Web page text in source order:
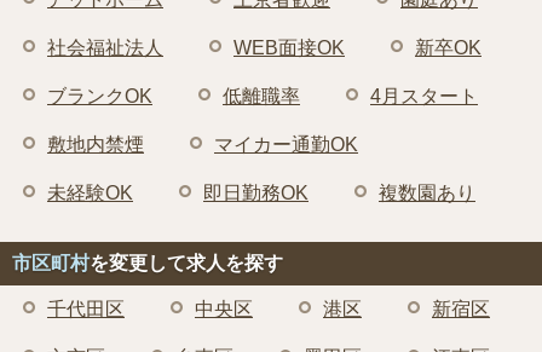
社会福祉法人 WEB面接OK 新卒OK
ブランクOK 低離職率 4月スタート
敷地内禁煙 マイカー通勤OK
未経験OK 即日勤務OK 複数園あり
市区町村を変更して求人を探す
千代田区 中央区 港区 新宿区